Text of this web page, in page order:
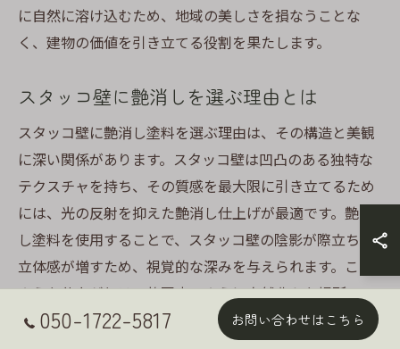
に自然に溶け込むため、地域の美しさを損なうことな
く、建物の価値を引き立てる役割を果たします。
スタッコ壁に艶消しを選ぶ理由とは
スタッコ壁に艶消し塗料を選ぶ理由は、その構造と美観
に深い関係があります。スタッコ壁は凹凸のある独特な
テクスチャを持ち、その質感を最大限に引き立てるため
には、光の反射を抑えた艶消し仕上げが最適です。艶消
し塗料を使用することで、スタッコ壁の陰影が際立ち、
立体感が増すため、視覚的な深みを与えられます。この
ような仕上がりは、静岡市のように自然豊かな場所で
は、周囲の景観と調和しやすく、地域全体の美しさを強
050-1722-5817 お問い合わせはこちら